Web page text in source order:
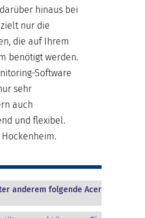
hinaus bei
nur die
die auf Ihrem
benötigt werden.
Software
sehr
auch
und flexibel.
anderem folgende Acer